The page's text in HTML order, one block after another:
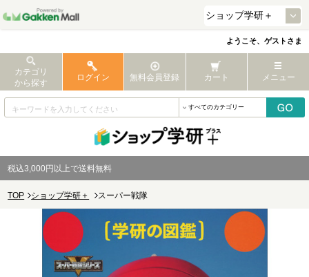
ようこそ、ゲストさま
カテゴリ
から探す
ログイン 無料会員登録 カート メニュー
税込3,000円以上で送料無料
TOP ショップ学研＋ スーパー戦隊